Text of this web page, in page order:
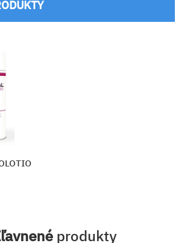
produkty